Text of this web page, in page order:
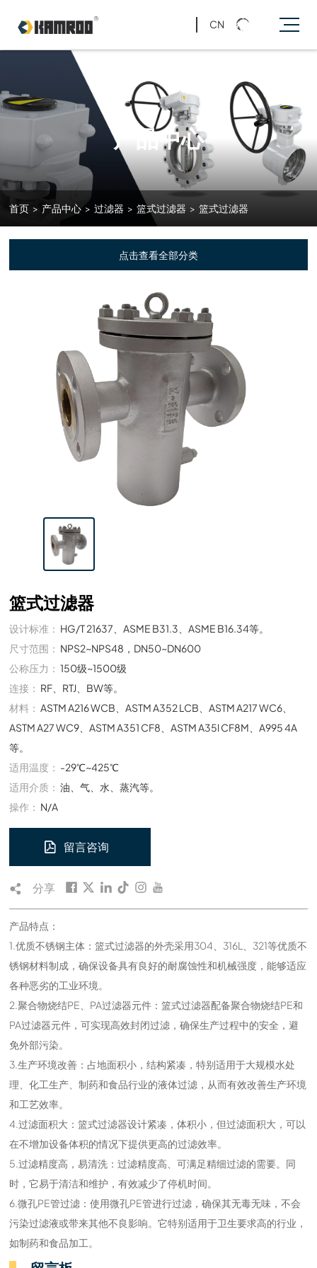
CN
产品中心
首页 > 产品中心 > 过滤器 > 篮式过滤器 > 篮式过滤器
点击查看全部分类
篮式过滤器
设计标准： HG/T 21637、ASME B31.3、ASME B16.34等。
尺寸范围： NPS2~NPS48，DN50~DN600
公称压力： 150级~1500级
连接： RF、RTJ、BW等。
材料： ASTM A216 WCB、ASTM A352 LCB、ASTM A217 WC6、
ASTM A27 WC9、ASTM A351 CF8、ASTM A35l CF8M、A995 4A
等。
适用温度： -29℃~425℃
适用介质： 油、气、水、蒸汽等。
操作： N/A
留言咨询
分享
产品特点：
1.优质不锈钢主体：篮式过滤器的外壳采用304、316L、321等优质不
锈钢材料制成，确保设备具有良好的耐腐蚀性和机械强度，能够适应
各种恶劣的工业环境。
2.聚合物烧结PE、PA过滤器元件：篮式过滤器配备聚合物烧结PE和
PA过滤器元件，可实现高效封闭过滤，确保生产过程中的安全，避
免外部污染。
3.生产环境改善：占地面积小，结构紧凑，特别适用于大规模水处
理、化工生产、制药和食品行业的液体过滤，从而有效改善生产环境
和工艺效率。
4.过滤面积大：篮式过滤器设计紧凑，体积小，但过滤面积大，可以
在不增加设备体积的情况下提供更高的过滤效率。
5.过滤精度高，易清洗：过滤精度高、可满足精细过滤的需要。同
时，它易于清洁和维护，有效减少了停机时间。
6.微孔PE管过滤：使用微孔PE管进行过滤，确保其无毒无味，不会
污染过滤液或带来其他不良影响。它特别适用于卫生要求高的行业，
如制药和食品加工。